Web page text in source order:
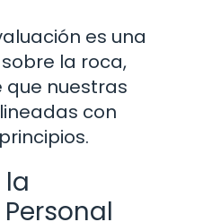
es una
la roca,
nuestras
con